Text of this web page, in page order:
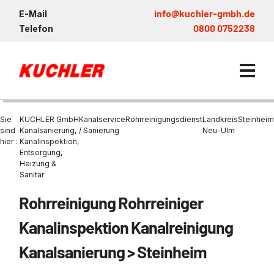
E-Mail info@kuchler-gmbh.de
Telefon 0800 0752238
Kanalservice / Sanierung
Großprofilsanierung
Schachtsanierung
GFK - Schachtliner
Entsorgung
Bohrschlamm
Entsorgung von
Chemisch physikalische
Behandlungsanlage
Wartung und Vollservice
Prüfung &
Sanierung von
Be- und Entkiesen von
Entleerung von
Faultürmen per
Wärmepumpen Zentrum
Brückenentwässerung
Nachhaltigkeit & Umwelt
Referenzen
News & Aktuelles
Sie
sind
hier :
KUCHLER GmbH
Kanalsanierung,
Kanalinspektion,
Entsorgung,
Heizung &
Sanitär
Kanalservice
/ Sanierung
RohrreinigungsdienstLandkreis
Neu-Ulm
Steinheim
Rohrreinigung Rohrreiniger
Kanalinspektion Kanalreinigung
Kanalsanierung > Steinheim